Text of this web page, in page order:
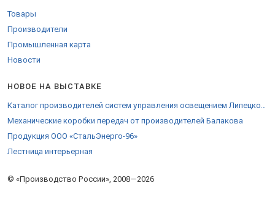
© «Производство России», 2008—2026
Товары
Производители
Промышленная карта
Новости
НОВОЕ НА ВЫСТАВКЕ
Каталог производителей систем управления освещением Липецкой области
Механические коробки передач от производителей Балакова
Продукция ООО «СтальЭнерго-96»
Лестница интерьерная